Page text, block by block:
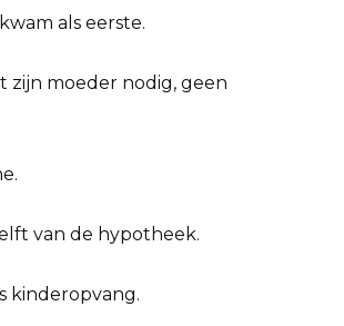
als eerste.
zijn moeder nodig, geen
van de hypotheek.
kinderopvang.